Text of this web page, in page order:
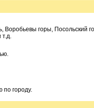
горы, Посольский
т.д.
по городу.